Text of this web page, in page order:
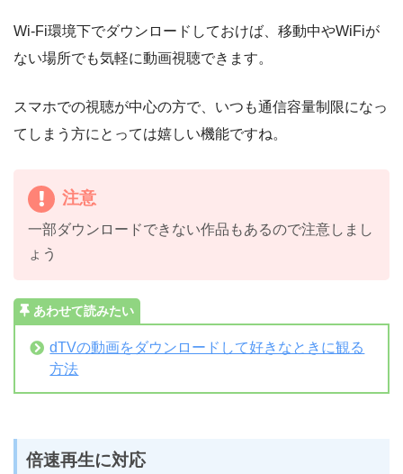
Wi-Fi環境下でダウンロードしておけば、移動中やWiFiが
ない場所でも気軽に動画視聴できます。
スマホでの視聴が中心の方で、いつも通信容量制限になっ
てしまう方にとっては嬉しい機能ですね。
注意
一部ダウンロードできない作品もあるので注意しまし
ょう
あわせて読みたい
dTVの動画をダウンロードして好きなときに観る
方法
倍速再生に対応